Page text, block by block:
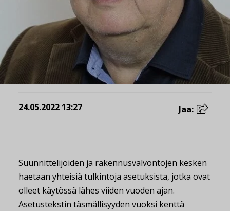
24.05.2022 13:27 Jaa:
Suunnittelijoiden ja rakennusvalvontojen kesken
haetaan yhteisiä tulkintoja asetuksista, jotka ovat
olleet käytössä lähes viiden vuoden ajan.
Asetustekstin täsmällisyyden vuoksi kenttä